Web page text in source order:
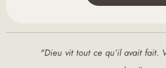
"Dieu vit tout ce qu’il avait fait.